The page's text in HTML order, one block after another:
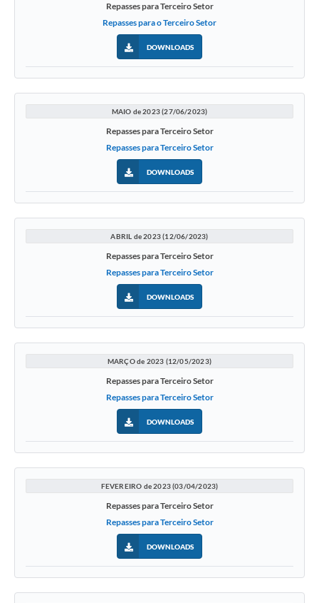
Repasses para Terceiro Setor
Repasses para o Terceiro Setor
DOWNLOADS
MAIO de 2023 (27/06/2023)
Repasses para Terceiro Setor
Repasses para Terceiro Setor
DOWNLOADS
ABRIL de 2023 (12/06/2023)
Repasses para Terceiro Setor
Repasses para Terceiro Setor
DOWNLOADS
MARÇO de 2023 (12/05/2023)
Repasses para Terceiro Setor
Repasses para Terceiro Setor
DOWNLOADS
FEVEREIRO de 2023 (03/04/2023)
Repasses para Terceiro Setor
Repasses para Terceiro Setor
DOWNLOADS